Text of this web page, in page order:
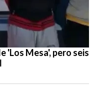
'Los Mesa', pero seis